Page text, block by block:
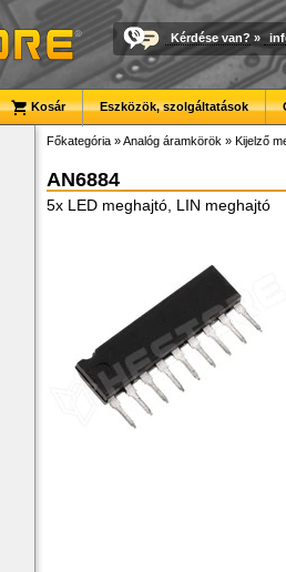
Kérdése van? »
Kosár Eszközök, szolgáltatások
Főkategória »Analóg áramkörök » Kijelző
AN6884
5x LED meghajtó, LIN meghajtó